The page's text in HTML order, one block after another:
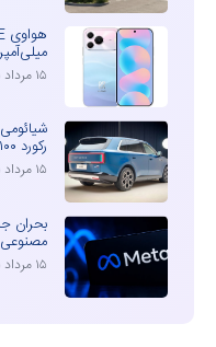
۱۵ مرداد ۱۴۰۵
رکورد ۱۰۰ هزار سفارش برای N70 و N90
۱۵ مرداد ۱۴۰۵
بحران
مصنوعی
۱۵ مرداد ۱۴۰۵